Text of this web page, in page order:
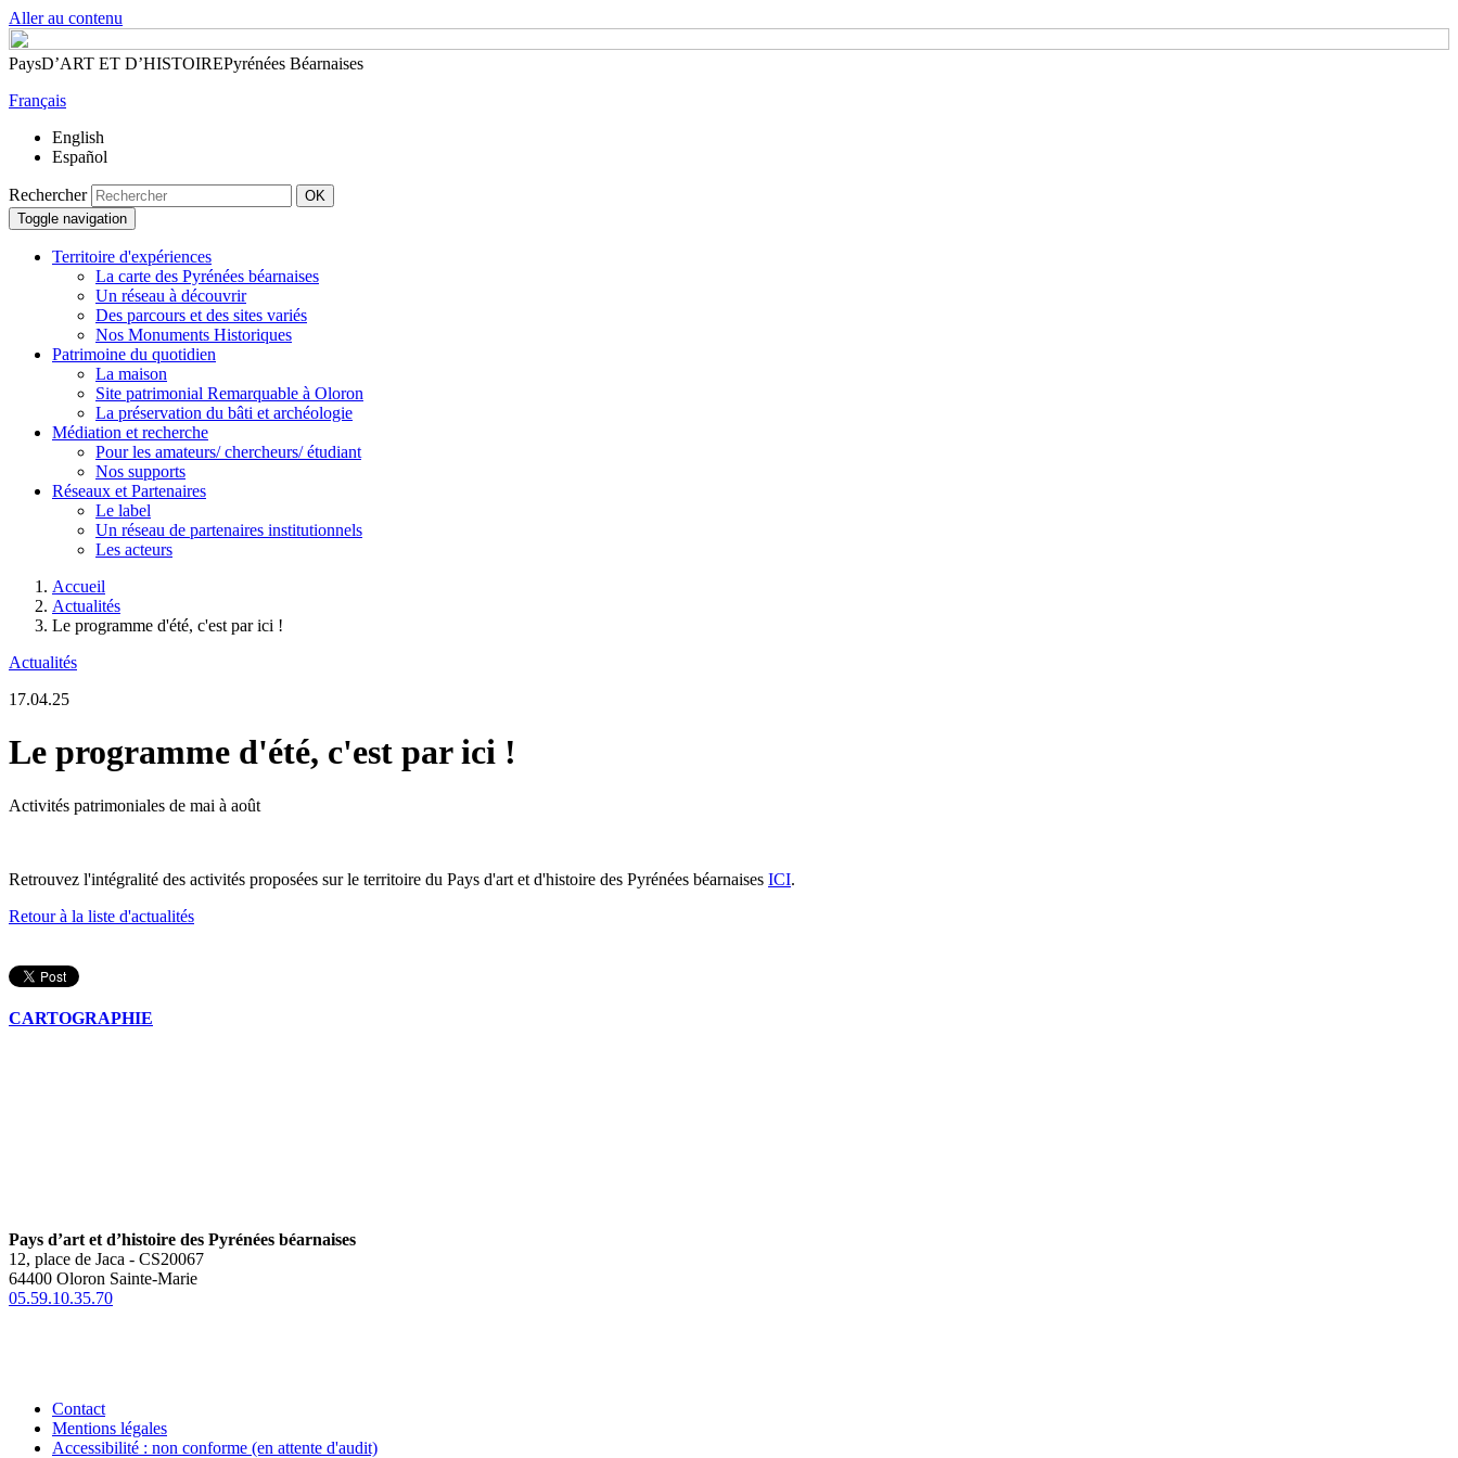
Aller au contenu
PaysD’ART ET D’HISTOIREPyrénées Béarnaises
Français
English
Español
Rechercher
Toggle navigation
Territoire d'expériences
La carte des Pyrénées béarnaises
Un réseau à découvrir
Des parcours et des sites variés
Nos Monuments Historiques
Patrimoine du quotidien
La maison
Site patrimonial Remarquable à Oloron
La préservation du bâti et archéologie
Médiation et recherche
Pour les amateurs/ chercheurs/ étudiant
Nos supports
Réseaux et Partenaires
Le label
Un réseau de partenaires institutionnels
Les acteurs
Accueil
Actualités
Le programme d'été, c'est par ici !
Actualités
17.04.25
Le programme d'été, c'est par ici !
Activités patrimoniales de mai à août
Retrouvez l'intégralité des activités proposées sur le territoire du Pays d'art et d'histoire des Pyrénées béarnaises ICI.
Retour à la liste d'actualités
CARTOGRAPHIE
Pays d’art et d’histoire des Pyrénées béarnaises
12, place de Jaca - CS20067
64400 Oloron Sainte-Marie
05.59.10.35.70
Contact
Mentions légales
Accessibilité : non conforme (en attente d'audit)